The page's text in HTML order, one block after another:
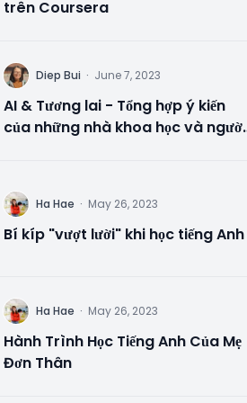
trên Coursera
D Diep Bui · June 7, 2023
AI & Tương lai - Tổng hợp ý kiến
của những nhà khoa học và người
H Ha Hae · May 26, 2023
Bí kíp "vượt lười" khi học tiếng Anh
H Ha Hae · May 26, 2023
Hành Trình Học Tiếng Anh Của Mẹ
Đơn Thân